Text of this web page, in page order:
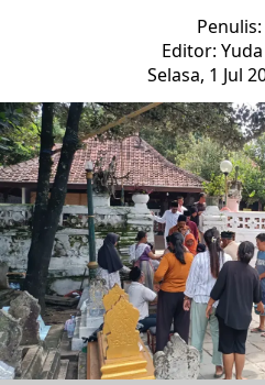
Penulis:
Editor:
Selasa, 1 Jul